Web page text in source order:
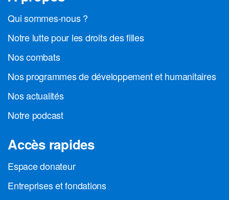
Qui sommes-nous ?
Notre lutte pour les droits des filles
Nos combats
Nos programmes de développement et humanitaires
Nos actualités
Notre podcast
Accès rapides
Espace donateur
Entreprises et fondations